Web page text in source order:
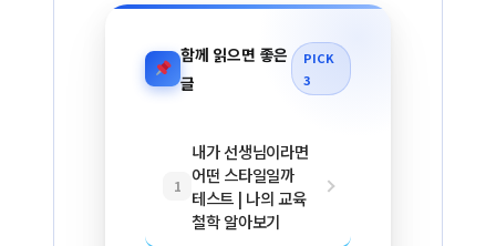
함께 읽으면 좋은
글
PICK
3
1
내가 선생님이라면
어떤 스타일일까
테스트 | 나의 교육
철학 알아보기